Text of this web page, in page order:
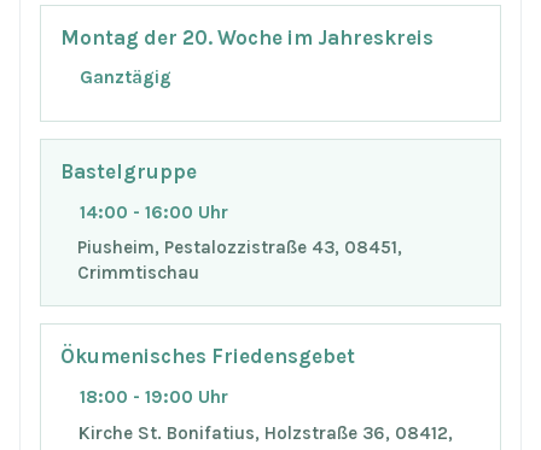
Montag der 20. Woche im Jahreskreis
Ganztägig
Bastelgruppe
14:00 - 16:00 Uhr
Piusheim, Pestalozzistraße 43, 08451,
Crimmtischau
Ökumenisches Friedensgebet
18:00 - 19:00 Uhr
Kirche St. Bonifatius, Holzstraße 36, 08412,